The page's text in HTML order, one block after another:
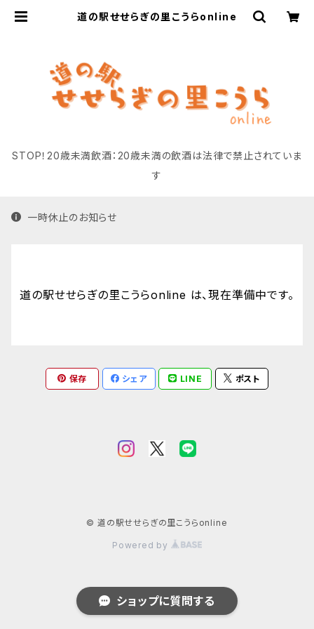
道の駅せせらぎの里こうらonline
STOP！20歳未満飲酒：20歳未満の飲酒は法律で禁止されていま
す
一時休止のお知らせ
道の駅せせらぎの里こうらonline は、現在準備中です。
保存 シェア LINE ポスト
© 道の駅せせらぎの里こうらonline
Powered by
ショップに質問する